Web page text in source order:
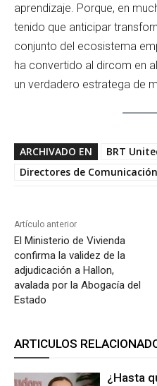
aprendizaje. Porque, en
tenido que anticipar
conjunto del ecosistema
ha convertido al dircom en
un verdadero estratega de
ARCHIVADO EN BRT
Directores de Comunicación
Artículo anterior
El Ministerio de Vivienda
confirma la validez de la
adjudicación a Hallon,
avalada por la Abogacía del
Estado
ARTICULOS
¿Hasta